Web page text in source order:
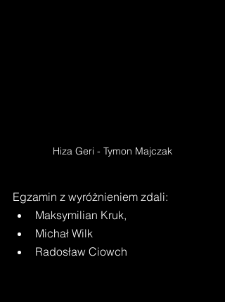
Hiza Geri - Tymon Majczak
Egzamin z wyróżnieniem zdali:
Maksymilian Kruk,
Michał Wilk
Radosław Ciowch